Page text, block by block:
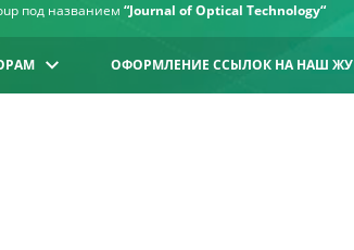
под названием “Journal of Optical Technology“
ОФОРМЛЕНИЕ ССЫЛОК НА НАШ